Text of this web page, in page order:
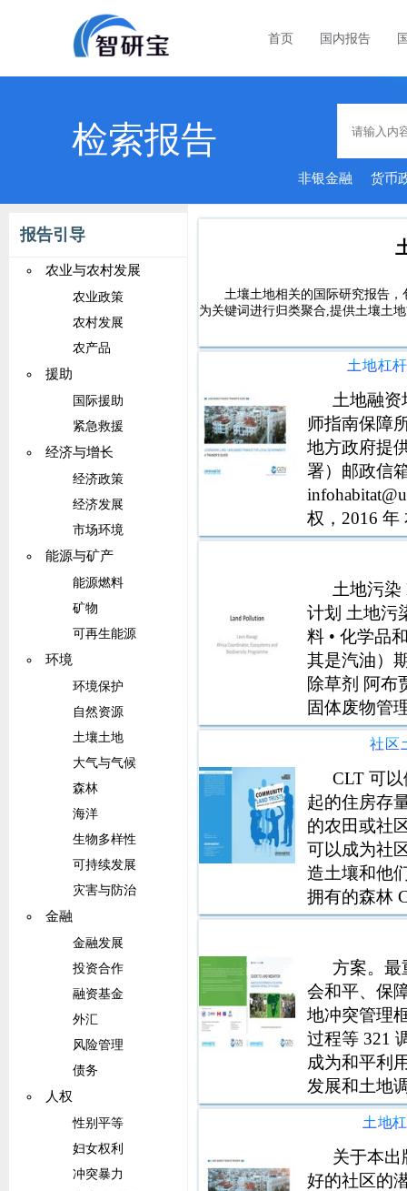
首页 国内报告
检索报告
非银金融 货币
报告引导
农业与农村发展
农业政策
农村发展
农产品
援助
国际援助
紧急救援
经济与增长
经济政策
经济发展
市场环境
能源与矿产
能源燃料
矿物
可再生能源
环境
环境保护
自然资源
土壤土地
大气与气候
森林
海洋
生物多样性
可持续发展
灾害与防治
金融
金融发展
投资合作
融资基金
外汇
风险管理
债务
人权
性别平等
妇女权利
冲突暴力
土壤土地相关的国际研究报告
为关键词进行归类聚合,提供土壤土
土地杠
土地融
师指南保障
地方政府提
署）邮政信
权，2016 年
土地污染
计划 土地污
料 • 化学品
其是汽油）
除草剂 阿布
固体废物管
• 似乎很丰
业、气候变
社区
CLT 可
起的住房存
的农田或社
可以成为社
造土壤和他
拥有的森林
管理可持续
方案。最
会和平、保
地冲突管理
过程等 321
成为和平利
发展和土地
居署 2012
空间、土地
成员可以去
土地
关于本出
好的社区的